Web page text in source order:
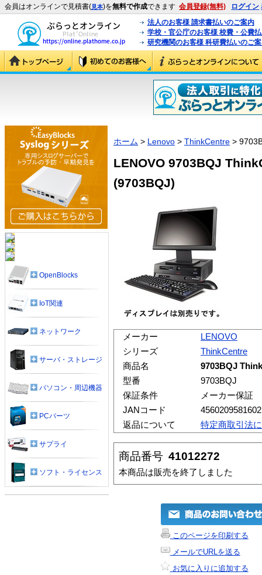
会員はオンラインで見積書(見本)を無料で作成できます 会員登録(無料) ログイン
法人のお客様 請求書払いのご案内
学校・官公庁のお客様 校費・公費
研究機関のお客様 科研費払いのご
ホーム > Lenovo > ThinkCentre >
LENOVO 9703BQJ
(9703BQJ)
メーカー
LENOVO
シリーズ
ThinkCentre
商品名
9703BQJ
型番
9703BQJ
保証条件
メーカー保証
JANコード
4560209581602
返品について
特定商取引法
商品番号 41012272
本商品は販売を終了しました
このページを印刷する
メールでURLを送る
お気に入りに追加する
OpenBlocks
IoT関連
ネットワーク
サーバ・ストレージ
パソコン・周辺機器
PCパーツ
サプライ
ソフト・ライセンス